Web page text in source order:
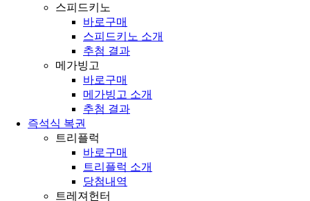
스피드키노
바로구매
스피드키노 소개
추첨 결과
메가빙고
바로구매
메가빙고 소개
추첨 결과
즉석식 복권
트리플럭
바로구매
트리플럭 소개
당첨내역
트레져헌터